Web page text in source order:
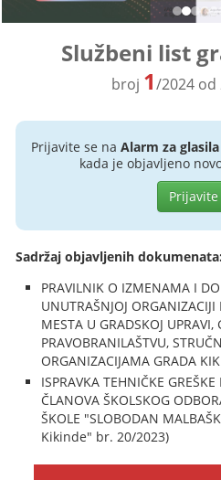
Službeni list
broj 1/2024 od
Prijavite se na Alarm za glasila
kada je objavljeno
Prijavite
Sadržaj objavljenih dokumenata:
PRAVILNIK O IZMENAMA I
UNUTRAŠNJOJ
MESTA U GRADSKOJ UPRAVI,
PRAVOBRANILAŠTVU,
ORGANIZACIJAMA GRADA
ISPRAVKA TEHNIČKE
ČLANOVA ŠKOLSKOG
ŠKOLE "SLOBODAN
Kikinde" br. 20/2023)